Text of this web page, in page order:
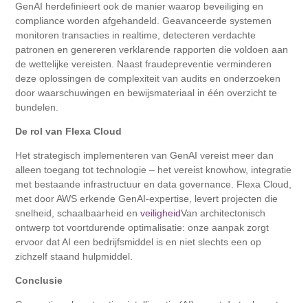
GenAI herdefinieert ook de manier waarop beveiliging en
compliance worden afgehandeld. Geavanceerde systemen
monitoren transacties in realtime, detecteren verdachte
patronen en genereren verklarende rapporten die voldoen aan
de wettelijke vereisten. Naast fraudepreventie verminderen
deze oplossingen de complexiteit van audits en onderzoeken
door waarschuwingen en bewijsmateriaal in één overzicht te
bundelen.
De rol van Flexa Cloud
Het strategisch implementeren van GenAI vereist meer dan
alleen toegang tot technologie – het vereist knowhow, integratie
met bestaande infrastructuur en data governance. Flexa Cloud,
met door AWS erkende GenAI-expertise, levert projecten die
snelheid, schaalbaarheid enveiligheidVan architectonisch
ontwerp tot voortdurende optimalisatie: onze aanpak zorgt
ervoor dat AI een bedrijfsmiddel is en niet slechts een op
zichzelf staand hulpmiddel.
Conclusie